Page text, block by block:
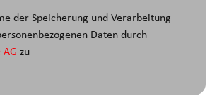
der Speicherung und Verarbeitung
Daten durch
zu